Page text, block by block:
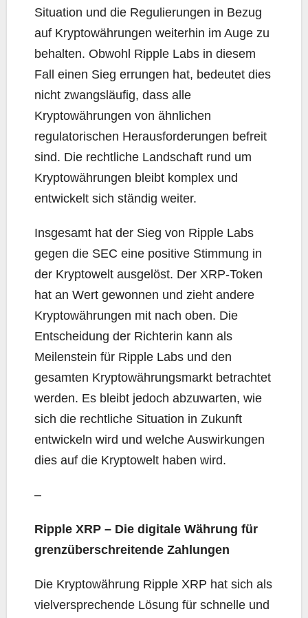
Situation und die Regulierungen in Bezug
auf Kryptowährungen weiterhin im Auge zu
behalten. Obwohl Ripple Labs in diesem
Fall einen Sieg errungen hat, bedeutet dies
nicht zwangsläufig, dass alle
Kryptowährungen von ähnlichen
regulatorischen Herausforderungen befreit
sind. Die rechtliche Landschaft rund um
Kryptowährungen bleibt komplex und
entwickelt sich ständig weiter.
Insgesamt hat der Sieg von Ripple Labs
gegen die SEC eine positive Stimmung in
der Kryptowelt ausgelöst. Der XRP-Token
hat an Wert gewonnen und zieht andere
Kryptowährungen mit nach oben. Die
Entscheidung der Richterin kann als
Meilenstein für Ripple Labs und den
gesamten Kryptowährungsmarkt betrachtet
werden. Es bleibt jedoch abzuwarten, wie
sich die rechtliche Situation in Zukunft
entwickeln wird und welche Auswirkungen
dies auf die Kryptowelt haben wird.
–
Ripple XRP – Die digitale Währung für
grenzüberschreitende Zahlungen
Die Kryptowährung Ripple XRP hat sich als
vielversprechende Lösung für schnelle und